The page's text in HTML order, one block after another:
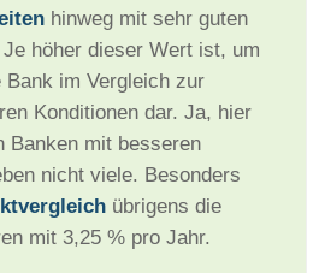
hinweg mit sehr guten
höher dieser Wert ist, um
im Vergleich zur
Konditionen dar. Ja, hier
Banken mit besseren
nicht viele. Besonders
übrigens die
mit 3,25 % pro Jahr.